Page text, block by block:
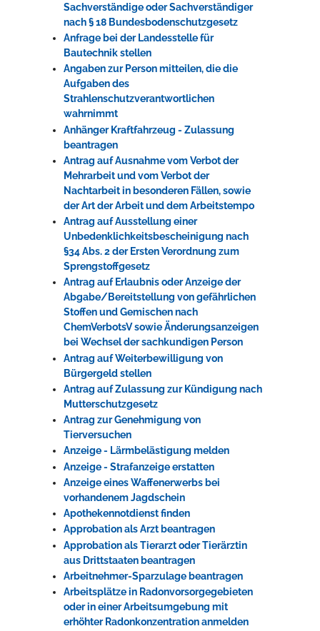
Sachverständige oder Sachverständiger
nach § 18 Bundesbodenschutzgesetz
Anfrage bei der Landesstelle für
Bautechnik stellen
Angaben zur Person mitteilen, die die
Aufgaben des
Strahlenschutzverantwortlichen
wahrnimmt
Anhänger Kraftfahrzeug - Zulassung
beantragen
Antrag auf Ausnahme vom Verbot der
Mehrarbeit und vom Verbot der
Nachtarbeit in besonderen Fällen, sowie
der Art der Arbeit und dem Arbeitstempo
Antrag auf Ausstellung einer
Unbedenklichkeitsbescheinigung nach
§34 Abs. 2 der Ersten Verordnung zum
Sprengstoffgesetz
Antrag auf Erlaubnis oder Anzeige der
Abgabe/Bereitstellung von gefährlichen
Stoffen und Gemischen nach
ChemVerbotsV sowie Änderungsanzeigen
bei Wechsel der sachkundigen Person
Antrag auf Weiterbewilligung von
Bürgergeld stellen
Antrag auf Zulassung zur Kündigung nach
Mutterschutzgesetz
Antrag zur Genehmigung von
Tierversuchen
Anzeige - Lärmbelästigung melden
Anzeige - Strafanzeige erstatten
Anzeige eines Waffenerwerbs bei
vorhandenem Jagdschein
Apothekennotdienst finden
Approbation als Arzt beantragen
Approbation als Tierarzt oder Tierärztin
aus Drittstaaten beantragen
Arbeitnehmer-Sparzulage beantragen
Arbeitsplätze in Radonvorsorgegebieten
oder in einer Arbeitsumgebung mit
erhöhter Radonkonzentration anmelden